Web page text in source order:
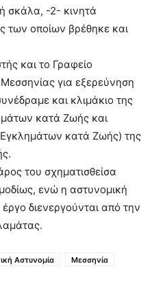
σκάλα, -2- κινητά
των οποίων βρέθηκε και
και το Γραφείο
για εξερεύνηση
και κλιμάκιο της
κατά Ζωής και
Εγκλημάτων κατά Ζωής) της
του σχηματισθείσα
ενώ η αστυνομική
διενεργούνται από την
Αστυνομία
Μεσσηνία